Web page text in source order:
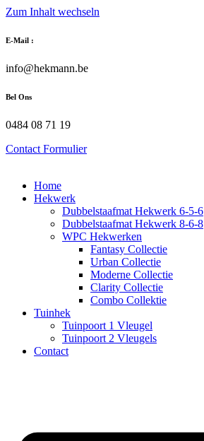
Zum Inhalt wechseln
E-Mail :
info@hekmann.be
Bel Ons
0484 08 71 19
Contact Formulier
Home
Hekwerk
Dubbelstaafmat Hekwerk 6-5-6
Dubbelstaafmat Hekwerk 8-6-8
WPC Hekwerken
Fantasy Collectie
Urban Collectie
Moderne Collectie
Clarity Collectie
Combo Collektie
Tuinhek
Tuinpoort 1 Vleugel
Tuinpoort 2 Vleugels
Contact